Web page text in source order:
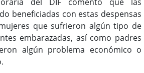
beneficiadas con estas despensas
que sufrieron algún tipo de
embarazadas, así como padres
algún problema económico o